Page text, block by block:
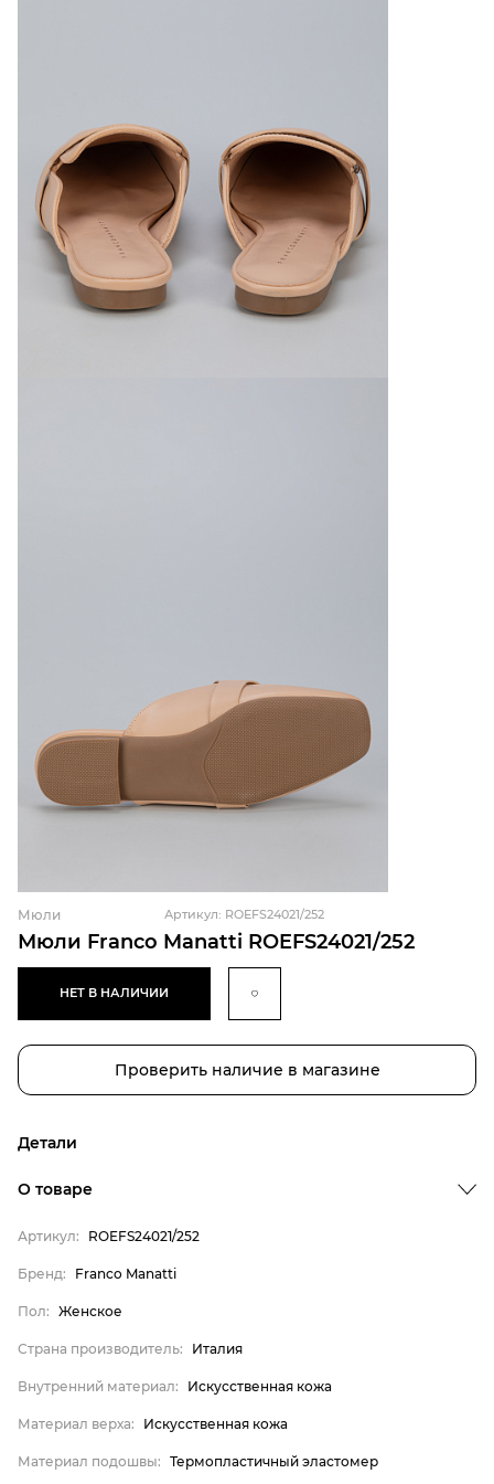
Мюли Franco Manatti ROEFS24021/252
Мюли Артикул: ROEFS24021/252
НЕТ В НАЛИЧИИ
Проверить наличие в магазине
Детали
Страна производитель
Внутренний материал
Материал верха
Материал подошвы
Материал стельки
Женское
Италия
О товаре
Артикул: ROEFS24021/252
Бренд: Franco Manatti
Пол: Женское
Страна производитель: Италия
Внутренний материал: Искусственная кожа
Материал верха: Искусственная кожа
Материал подошвы: Термопластичный эластомер